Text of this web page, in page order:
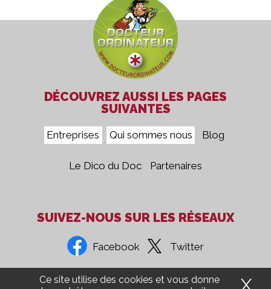
DÉCOUVREZ AUSSI LES PAGES
SUIVANTES
Entreprises Qui sommes nous Blog
Le Dico du Doc Partenaires
SUIVEZ-NOUS SUR LES RÉSEAUX
Facebook Twitter
Ce site utilise des cookies et vous donne
X